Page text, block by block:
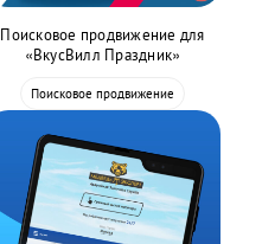
Поисковое продвижение для
«ВкусВилл Праздник»
Поисковое продвижение